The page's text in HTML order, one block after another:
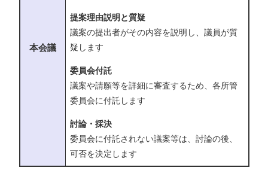
本会議
提案理由説明と質疑
議案の提出者がその内容を説明し、議員が質
疑します
委員会付託
議案や請願等を詳細に審査するため、各所管
委員会に付託します
討論・採決
委員会に付託されない議案等は、討論の後、
可否を決定します